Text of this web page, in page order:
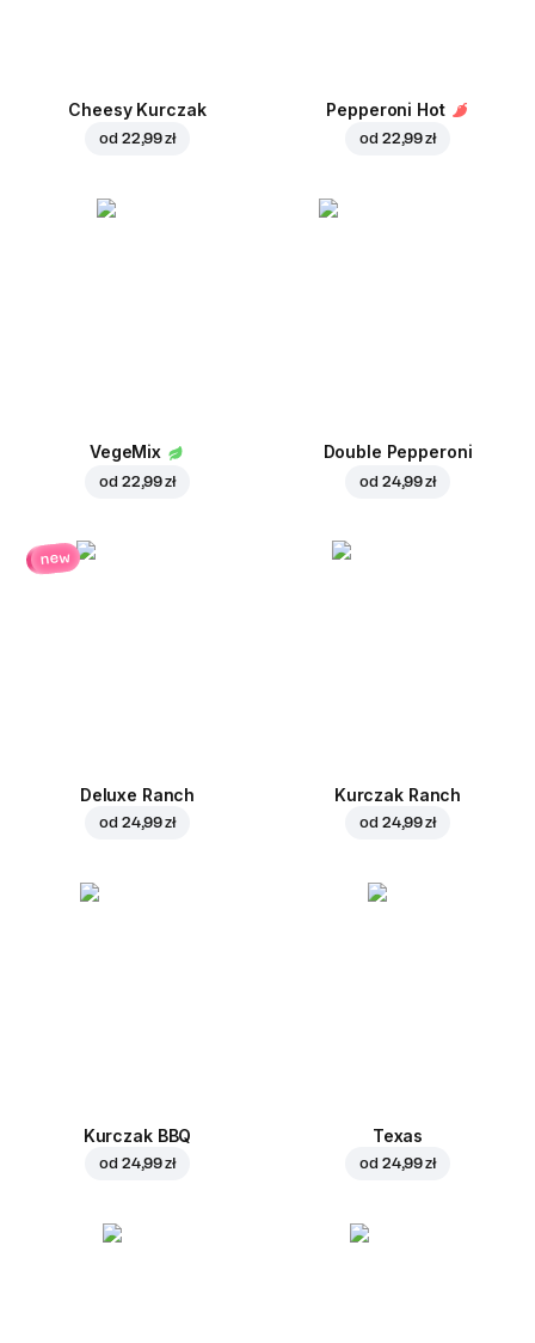
Cheesy Kurczak
od 22,99 zł
Pepperoni Hot
od 22,99 zł
VegeMix
od 22,99 zł
Double Pepperoni
od 24,99 zł
new
Deluxe Ranch
od 24,99 zł
Kurczak Ranch
od 24,99 zł
Kurczak BBQ
od 24,99 zł
Texas
od 24,99 zł